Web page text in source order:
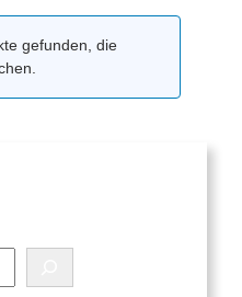
gefunden, die